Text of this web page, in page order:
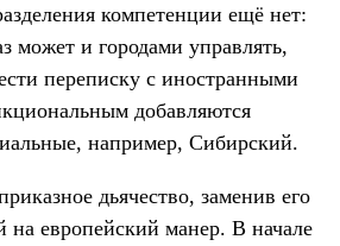
компетенции ещё нет:
может и городами управлять,
переписку с иностранными
добавляются
например, Сибирский.
дьячество, заменив его
на европейский манер. В начале